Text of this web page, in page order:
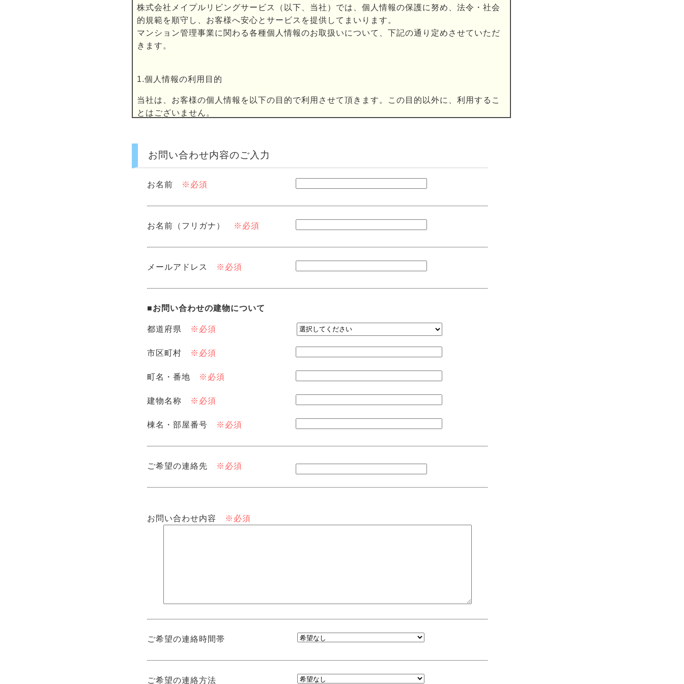
株式会社メイプルリビングサービス（以下、当社）では、個人情報の保護に努め、法令・社会
的規範を順守し、お客様へ安心とサービスを提供してまいります。
マンション管理事業に関わる各種個人情報のお取扱いについて、下記の通り定めさせていただ
きます。
1.個人情報の利用目的
当社は、お客様の個人情報を以下の目的で利用させて頂きます。この目的以外に、利用するこ
とはございません。
当社発行の広報誌・セミナー等の案内の送付
ナンス事業・各種サービス・取扱商品販売事業等）の営業活動（訪問、電話による勧誘、ダイ
上記1.2の目的の達成に必要な範囲での、個人情報の第三者への提供
顧客動向分析もしくは商品開発等への調査分析及びアンケートのお願い等の活動
その他、何らかの理由でお客様に連絡する必要が生じたときのため
ます。
不動産情報・氏名・住所等の所要項目について、上記1.1の利用目的達成の範囲内において、訪
問・書面・郵便物・電話・インターネット・電子メール等で、第三者に提供させていただきま
なお、お客様ご本人からのお申し出により、第三者への提供は取り止めさせていただきます。
・警備業務
・各種設備点検業務
・管理組合より依頼された業務
・管理費等の出納業務
・清掃業務
・その他第三者に対して、お客様の同意がある場合。
とに対して協力する必要がある場合であって、本人の同意を得ることによって当該事務の遂行
に支障を及ぼすおそれがあるとき。
ご提供いただいたお客様の個人情報については、その取扱いを外部に委託する場合がありま
お問い合わせ内容のご入力
お名前 ※必須
お名前（フリガナ） ※必須
メールアドレス ※必須
■お問い合わせの建物について
都道府県 ※必須
市区町村 ※必須
町名・番地 ※必須
建物名称 ※必須
棟名・部屋番号 ※必須
ご希望の連絡先 ※必須
お問い合わせ内容 ※必須
ご希望の連絡時間帯
ご希望の連絡方法